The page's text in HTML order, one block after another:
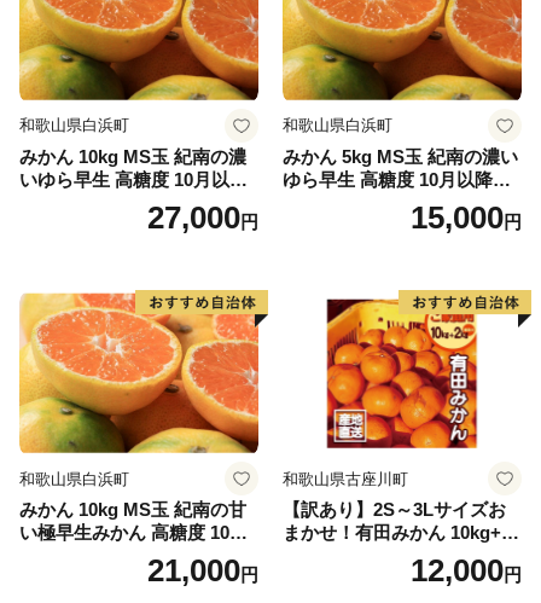
和歌山県白浜町
みかん 10kg MS玉 紀南の濃
いゆら早生 高糖度 10月以降
発送 マルチ被覆栽培27,000円
和歌山県白浜町
みかん 5kg MS玉 紀南の濃い
ゆら早生 高糖度 10月以降発
送 マルチ被覆栽培15,000円
和歌山県白浜町
みかん 10kg MS玉 紀南の甘
い極早生みかん 高糖度 10月
以降発送 マルチ被覆栽培
21,000円
和歌山県古座川町
【訳あり】2S～3Lサイズお
まかせ！有田みかん 10kg+2k
g保証分 11月から12月下旬ま
でに順次発送致します。 / 訳
12,000円